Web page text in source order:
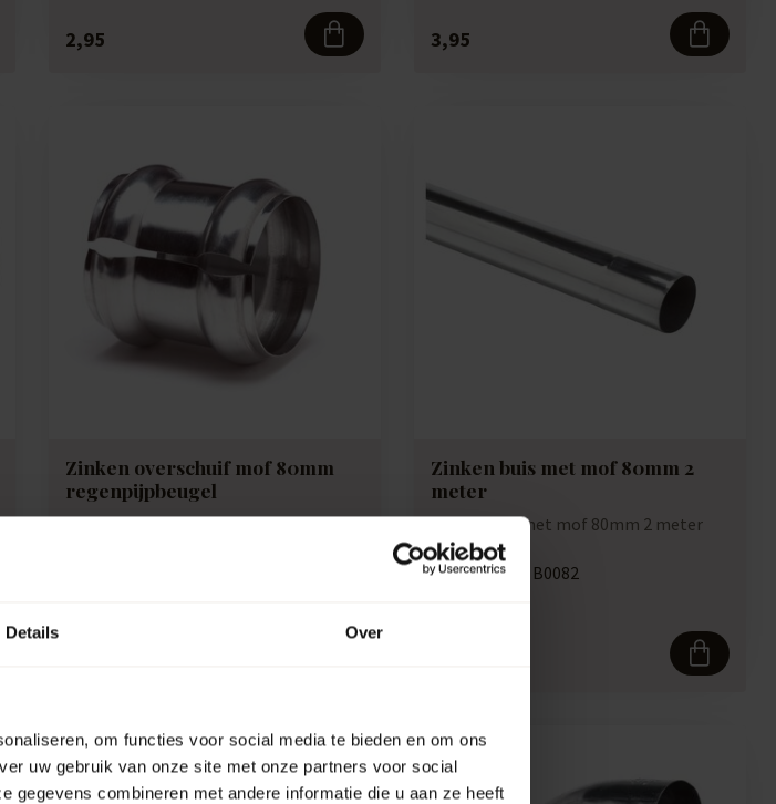
Details Over
om functies voor social media te bieden en om ons
uw gebruik van onze site met onze partners voor social
gegevens combineren met andere informatie die u aan ze heeft
2,95 3,95
Zinken overschuif mof 80mm
regenpijpbeugel
Zinken overschuif mof 80mm
Zinken buis met mof 80mm 2
meter
Zinken buis met mof 80mm 2 meter
Artikelcode:
B0082